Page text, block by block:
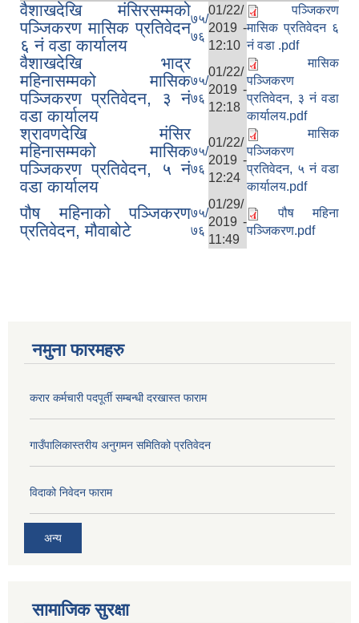
वैशाखदेखि मंसिरसम्मको
पञ्जिकरण मासिक प्रतिवेदन
६ नं वडा कार्यालय
७५/
७६
01/22/
2019 -
12:10
पञ्जिकरण
मासिक प्रतिवेदन ६
नं वडा .pdf
वैशाखदेखि भाद्र
महिनासम्मको मासिक
पञ्जिकरण प्रतिवेदन, ३ नं
वडा कार्यालय
७५/
७६
01/22/
2019 -
12:18
मासिक
पञ्जिकरण
प्रतिवेदन, ३ नं वडा
कार्यालय.pdf
श्रावणदेखि मंसिर
महिनासम्मको मासिक
पञ्जिकरण प्रतिवेदन, ५ नं
वडा कार्यालय
७५/
७६
01/22/
2019 -
12:24
मासिक
पञ्जिकरण
प्रतिवेदन, ५ नं वडा
कार्यालय.pdf
पौष महिनाको पञ्जिकरण
प्रतिवेदन, मौवाबोटे
७५/
७६
01/29/
2019 -
11:49
पौष महिना
पञ्जिकरण.pdf
नमुना फारमहरु
करार कर्मचारी पदपूर्ती सम्बन्धी दरखास्त फाराम
गाउँपालिकास्तरीय अनुगमन समितिको प्रतिवेदन
विदाको निवेदन फाराम
अन्य
सामाजिक सुरक्षा